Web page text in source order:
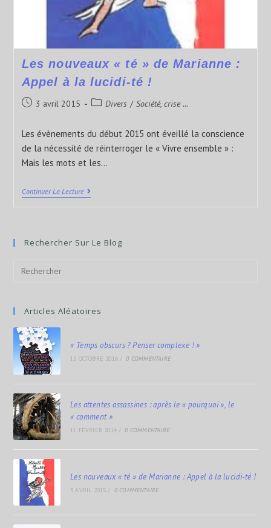
Les nouveaux « té » de Marianne :
Appel à la lucidi-té !
3 avril 2015 Divers / Société, crise ...
Les évènements du début 2015 ont éveillé la conscience
de la nécessité de réinterroger le « Vivre ensemble » :
Mais les mots et les…
Continuer La Lecture
Rechercher Sur Le Blog
Articles Aléatoires
« Temps obscurs ? Penser complexe ! »
15 OCTOBRE 2016 / 0 COMMENTAIRE
Les attentes assassines : après le « pourquoi », le
« comment »
11 FÉVRIER 2014 / 0 COMMENTAIRE
Les nouveaux « té » de Marianne : Appel à la lucidi-té !
3 AVRIL 2015 / 0 COMMENTAIRE